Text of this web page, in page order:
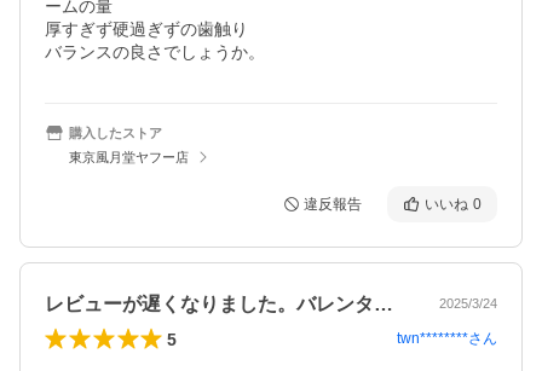
ームの量
厚すぎず硬過ぎずの歯触り
バランスの良さでしょうか。
購入したストア
東京風月堂ヤフー店
違反報告 いいね 0
レビューが遅くなりました。バレンタイン… 2025/3/24
5 twn********さん